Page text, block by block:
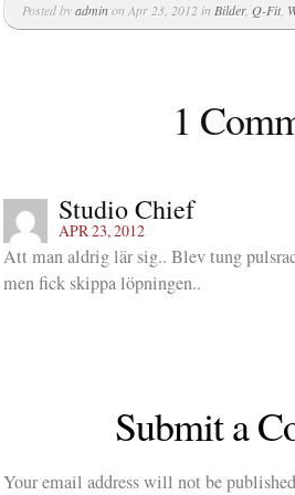
Posted byadminon Apr 23, 2012 in Bilder, Q-Fit,
1
Studio Chief
APR 23, 2012
Att man aldrig lär sig.. Blev tung
men fick skippa löpningen..
Submit a
Your email address will not be